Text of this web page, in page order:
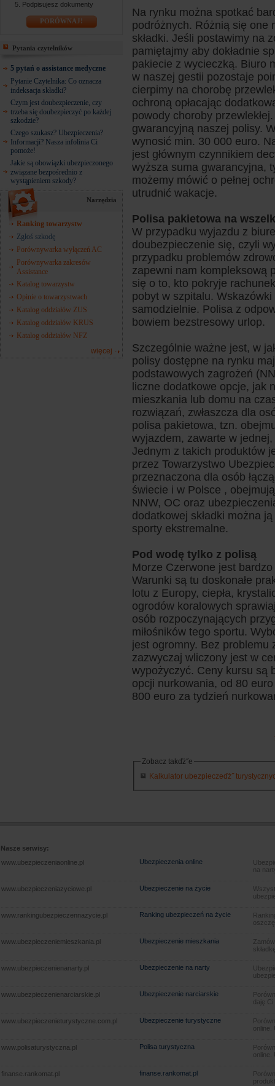
Podpisujesz dokumenty
PORÓWNAJ!
Pytania czytelników
5 pytań o assistance medyczne
Pytanie Czytelnika: Co oznacza
indeksacja składki?
Czym jest doubezpieczenie, czy
trzeba się doubezpieczyć po każdej
szkodzie?
Czego szukasz? Ubezpieczenia?
Informacji? Nasza infolinia Ci
pomoże!
Jakie są obowiązki ubezpieczonego
związane bezpośrednio z
wystąpieniem szkody?
Narzędzia
Ranking towarzystw
Zgłoś szkodę
Porównywarka wyłączeń AC
Porównywarka zakresów
Assistance
Katalog towarzystw
Opinie o towarzystwach
Katalog oddziałów ZUS
Katalog oddziałów KRUS
Katalog oddziałów NFZ
więcej
Na rynku można spotkać
podróżnych. Różnią się one
składki. Jeśli postawimy na
pamiętajmy aby dokładnie
pakiecie z wycieczką. Biuro
w naszej gestii pozostaje
cierpimy na chorobę
ochroną opłacając
powody choroby
gwarancyjną naszej polisy.
wynosić min. 30 000 euro.
jest głównym czynnikiem
wyższa suma gwarancyjna,
możemy mówić o pełnej
utrudnić wakacje.
Polisa pakietowa na
W przypadku wyjazdu z
doubezpieczenie się, czyli
przypadku problemów
zapewni nam kompleksową
się o to, kto pokryje
pobyt w szpitalu.
samodzielnie. Polisa z
bowiem bezstresowy urlop.
Szczególnie ważne jest, w
polisy dostępne na rynku
podstawowych zagrożeń
liczne dodatkowe opcje, jak
mieszkania lub domu na
rozwiązań, zwłaszcza dla
polisa pakietowa, tzn.
wyjazdem, zawarte w
Jednym z takich produktów
przez Towarzystwo
przeznaczona dla osób
świecie i w Polsce ,
NNW, OC oraz
dodatkowej składki można
sporty ekstremalne.
Pod wodę tylko z polisą
Morze Czerwone jest
Warunki są tu doskonałe
lotu z Europy, ciepła,
ogrodów koralowych
osób rozpoczynających
miłośników tego sportu.
jest ogromny. Bez problemu
zazwyczaj wliczony jest w
wypożyczyć. Ceny kursu są
opcji nurkowania, od 80
800 euro za tydzień
Zobacz takďż˝e
Kalkulator ubezpieczeďż˝
Nasze serwisy:
www.ubezpieczeniaonline.pl
Ubezpieczenia online
na
www.ubezpieczeniazyciowe.pl Ubezpieczenie na życie
www.rankingubezpieczennazycie.pl Ranking ubezpieczeń na życie
www.ubezpieczeniemieszkania.pl Ubezpieczenie mieszkania
www.ubezpieczenienanarty.pl Ubezpieczenie na narty
www.ubezpieczenienarciarskie.pl Ubezpieczenie narciarskie
daję
www.ubezpieczenieturystyczne.com.pl Ubezpieczenie turystyczne
www.polisaturystyczna.pl Polisa turystyczna
finanse.rankomat.pl finanse.rankomat.pl